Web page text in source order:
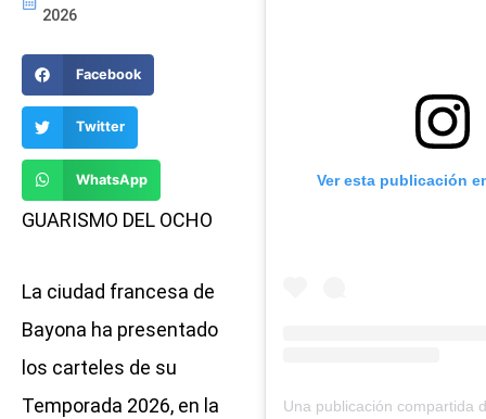
2026
Facebook
Twitter
WhatsApp
GUARISMO DEL OCHO
La ciudad francesa de
Bayona ha presentado
los carteles de su
Temporada 2026, en la
Ver esta publicación